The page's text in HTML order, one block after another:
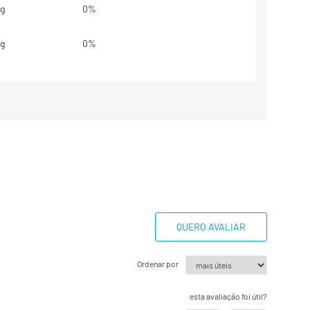
0%
0%
QUERO AVALIAR
Ordenar por
esta avaliação foi útil?